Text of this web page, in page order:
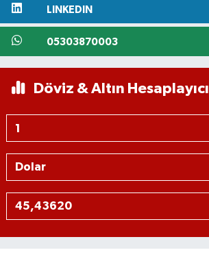
LINKEDIN
05303870003
Döviz & Altın Hesaplayıcı